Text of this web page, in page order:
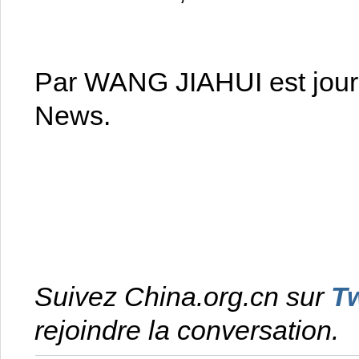
Par WANG JIAHUI est
News.
Suivez China.org.cn sur
rejoindre la conversation.